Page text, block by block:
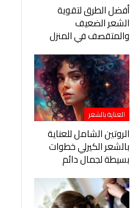
أفضل الطرق لتقوية
الشعر الضعيف
والمتقصف في المنزل
العناية بالشعر
الروتين الشامل للعناية
بالشعر الكيرلي خطوات
بسيطة لجمال دائم